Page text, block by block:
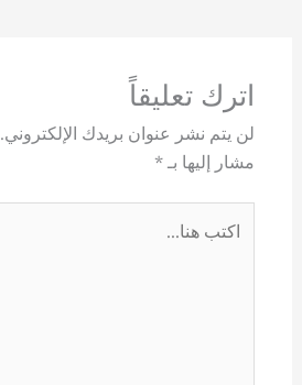
اترك تعليقاً
لن يتم نشر عنوان بريدك الإلكتروني.
مشار إليها بـ *
هنا...